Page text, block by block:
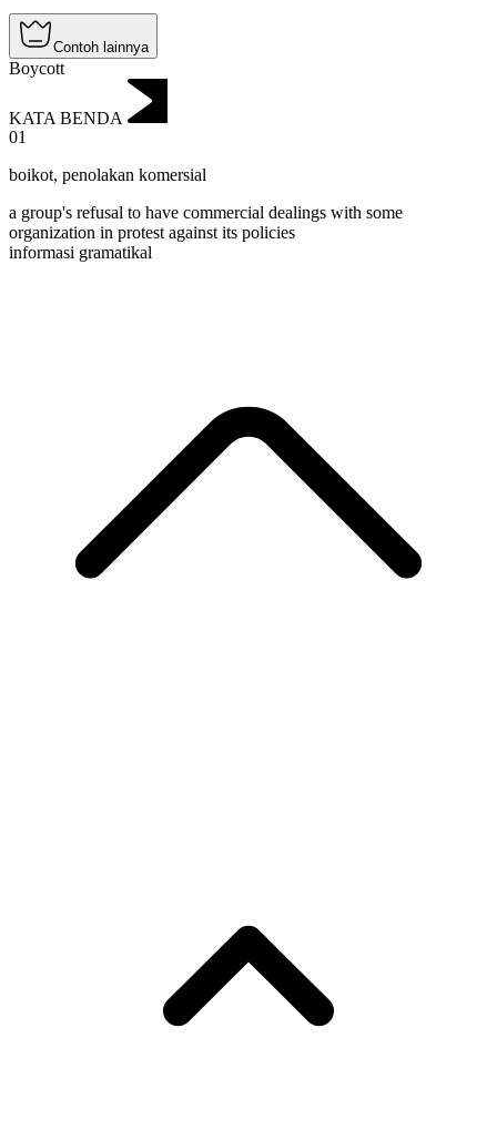
Contoh lainnya
Boycott
KATA BENDA
01
boikot, penolakan komersial
a group's refusal to have commercial dealings with some
organization in protest against its policies
informasi gramatikal